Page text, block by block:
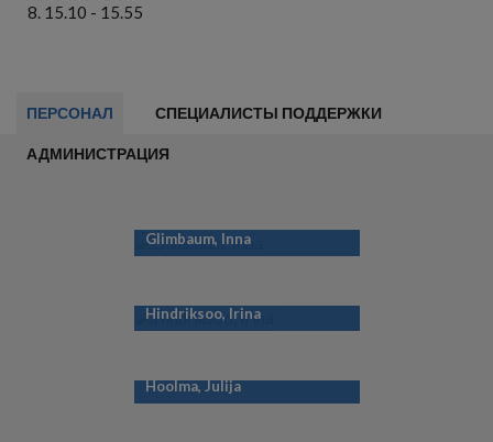
15.10 - 15.55
ПЕРСОНАЛ СПЕЦИАЛИСТЫ ПОДДЕРЖКИ
АДМИНИСТРАЦИЯ
Glimbaum, Inna
Hindriksoo, Irina
Hoolma, Julija